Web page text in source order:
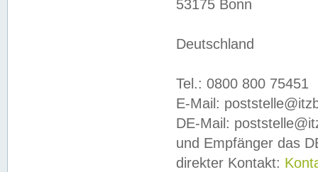
53175 Bonn
Deutschland
Tel.: 0800 800 75451
E-Mail:
DE-Mail:
und Empfänger das
direkter Kontakt: